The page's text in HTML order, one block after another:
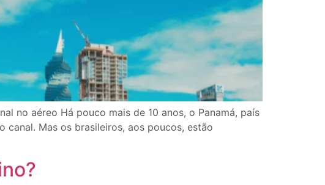
no aéreo Há pouco mais de 10 anos, o Panamá, país
canal. Mas os brasileiros, aos poucos, estão